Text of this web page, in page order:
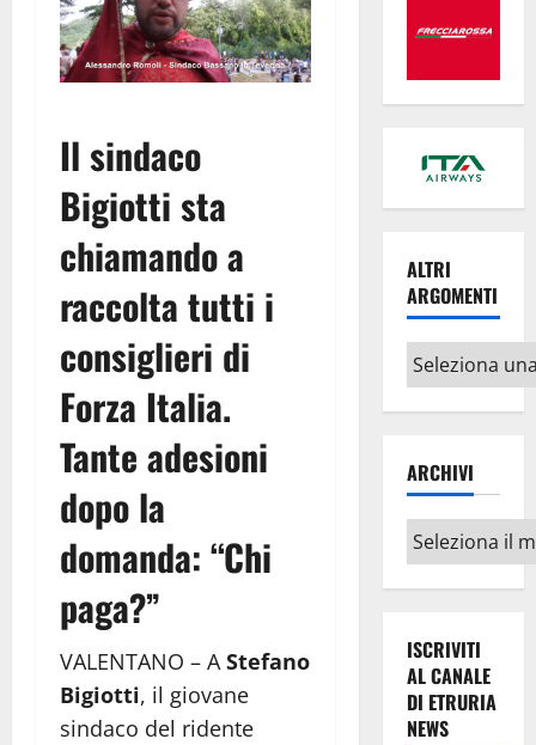
Il sindaco
Bigiotti sta
chiamando a
raccolta tutti i
consiglieri di
Forza Italia.
Tante adesioni
dopo la
domanda: “Chi
paga?”
VALENTANO – A Stefano
Bigiotti, il giovane
sindaco del ridente
ALTRI
ARGOMENTI
Altri
argomenti
ARCHIVI
Archivi
ISCRIVITI
AL CANALE
DI ETRURIA
NEWS